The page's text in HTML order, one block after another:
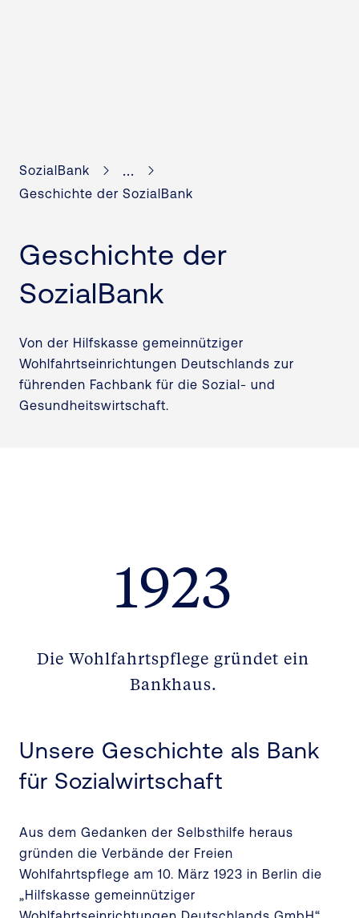
SozialBank ...
Geschichte der SozialBank
Geschichte der
SozialBank
Von der Hilfskasse gemeinnütziger
Wohlfahrtseinrichtungen Deutschlands zur
führenden Fachbank für die Sozial- und
Gesundheitswirtschaft.
1923
Die Wohlfahrtspflege gründet ein
Bankhaus.
Unsere Geschichte als Bank
für Sozialwirtschaft
Aus dem Gedanken der Selbsthilfe heraus
gründen die Verbände der Freien
Wohlfahrtspflege am 10. März 1923 in Berlin die
„Hilfskasse gemeinnütziger